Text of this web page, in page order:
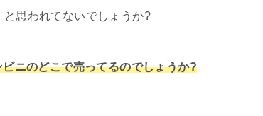
と思われてないでしょうか?
ニのどこで売ってるのでしょうか?